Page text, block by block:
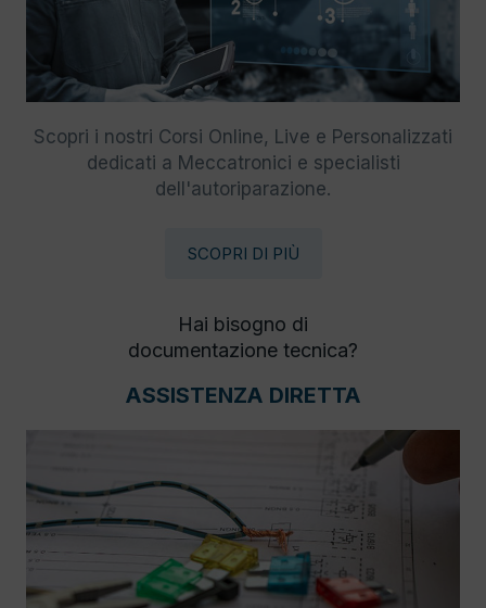
Scopri i nostri Corsi Online, Live e Personalizzati
dedicati a Meccatronici e specialisti
dell'autoriparazione.
SCOPRI DI PIÙ
Hai bisogno di
documentazione tecnica?
ASSISTENZA DIRETTA